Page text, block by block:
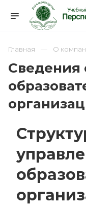
Главная О
Сведения